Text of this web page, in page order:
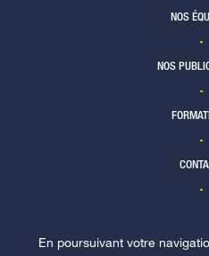
NOS
NOS
NOUS
En poursuivant votre